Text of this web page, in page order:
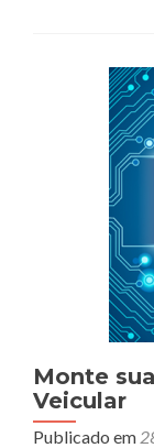
Monte
Veicular
Publicado em